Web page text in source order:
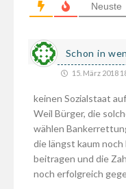
Neuste
Schon in
15. März 2018
keinen Sozialstaat
Weil Bürger, die
wählen
die längst kaum
beitragen und die
noch erfolgreich